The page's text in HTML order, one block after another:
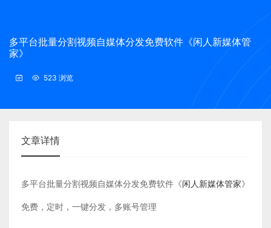
多平台批量分割视频自媒体分发免费软件《闲人新媒体管
家》
523 浏览
文章详情
多平台批量分割视频自媒体分发免费软件《闲人新媒体管家》
免费，定时，一键分发，多账号管理